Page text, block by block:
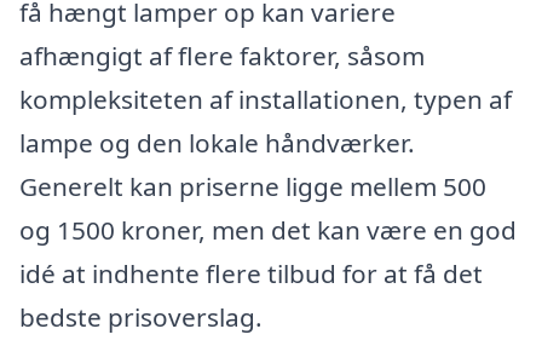
få hængt lamper op kan variere
afhængigt af flere faktorer, såsom
kompleksiteten af installationen, typen af
lampe og den lokale håndværker.
Generelt kan priserne ligge mellem 500
og 1500 kroner, men det kan være en god
idé at indhente flere tilbud for at få det
bedste prisoverslag.